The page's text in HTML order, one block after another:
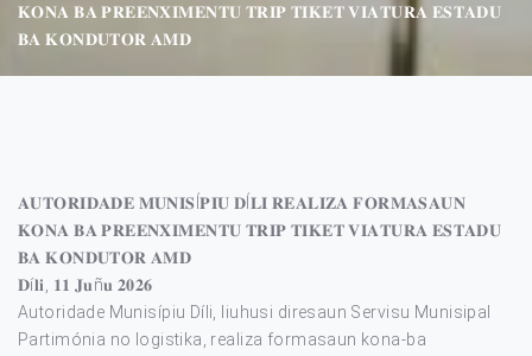
𝐊𝐎𝐍𝐀 𝐁𝐀 𝐏𝐑𝐄𝐄𝐍𝐗𝐈𝐌𝐄𝐍𝐓𝐔 𝐓𝐑𝐈𝐏 𝐓𝐈𝐊𝐄𝐓 𝐕𝐈𝐀𝐓𝐔𝐑𝐀 𝐄𝐒𝐓𝐀𝐃𝐔
𝐁𝐀 𝐊𝐎𝐍𝐃𝐔𝐓𝐎𝐑 𝐀𝐌𝐃
𝐀𝐔𝐓𝐎𝐑𝐈𝐃𝐀𝐃𝐄 𝐌𝐔𝐍𝐈𝐒Í𝐏𝐈𝐔 𝐃Í𝐋𝐈 𝐑𝐄𝐀𝐋𝐈𝐙𝐀 𝐅𝐎𝐑𝐌𝐀𝐒𝐀𝐔𝐍
𝐊𝐎𝐍𝐀 𝐁𝐀 𝐏𝐑𝐄𝐄𝐍𝐗𝐈𝐌𝐄𝐍𝐓𝐔 𝐓𝐑𝐈𝐏 𝐓𝐈𝐊𝐄𝐓 𝐕𝐈𝐀𝐓𝐔𝐑𝐀 𝐄𝐒𝐓𝐀𝐃𝐔
𝐁𝐀 𝐊𝐎𝐍𝐃𝐔𝐓𝐎𝐑 𝐀𝐌𝐃
𝐃í𝐥𝐢, 𝟏𝟏 𝐉𝐮ñ𝐮 𝟐𝟎𝟐𝟔
Autoridade Munisípiu Díli, liuhusi diresaun Servisu Munisipal
Partimónia no logistika, realiza formasaun kona-ba